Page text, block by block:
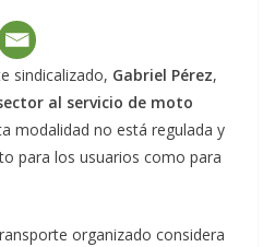
sindicalizado, Gabriel Pérez,
al servicio de moto
modalidad no está regulada y
para los usuarios como para
organizado considera